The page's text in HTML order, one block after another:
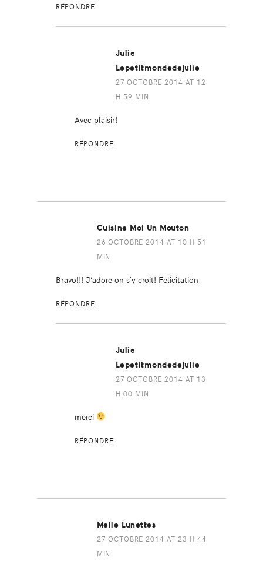
RÉPONDRE
Julie
Lepetitmondedejulie
27 OCTOBRE 2014 AT 12
H 59 MIN
Avec plaisir!
RÉPONDRE
Cuisine Moi Un Mouton
26 OCTOBRE 2014 AT 10 H 51
MIN
Bravo!!! J’adore on s’y croit! Felicitation
RÉPONDRE
Julie
Lepetitmondedejulie
27 OCTOBRE 2014 AT 13
H 00 MIN
merci
RÉPONDRE
Melle Lunettes
27 OCTOBRE 2014 AT 23 H 44
MIN